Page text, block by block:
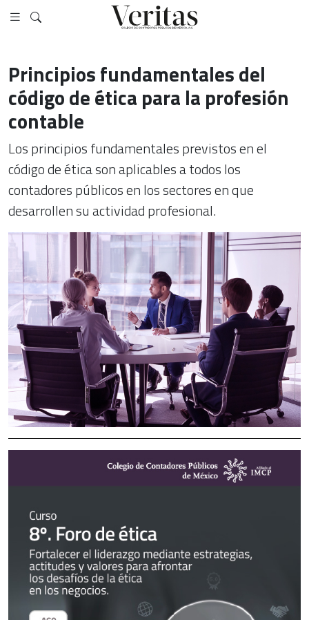
Principios fundamentales del
código de ética para la profesión
contable
Los principios fundamentales previstos en el
código de ética son aplicables a todos los
contadores públicos en los sectores en que
desarrollen su actividad profesional.